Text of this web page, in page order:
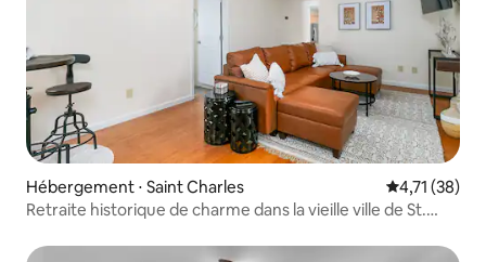
Hébergement ⋅ Saint Charles Évaluation
4,71 (38)
Retraite historique de charme dans la vieille ville de St.